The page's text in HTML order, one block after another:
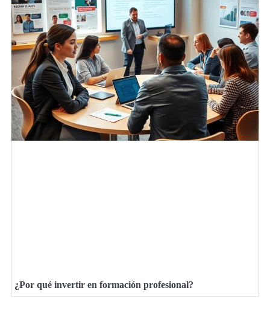
¿Por qué invertir en formación profesional?